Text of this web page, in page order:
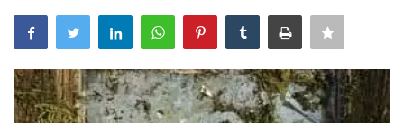
Güzel Sözler
Şarkı Sözleri
Ağır Sözler